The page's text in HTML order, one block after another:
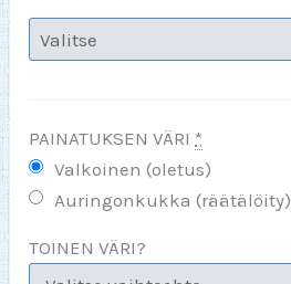
PAINATUKSEN VÄRI *
Valkoinen (oletus)
Auringonkukka (räätälöity)
TOINEN VÄRI?